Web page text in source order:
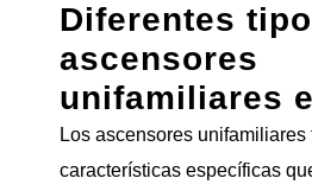
Diferentes
ascensores
unifamiliares
Los ascensores
características específicas